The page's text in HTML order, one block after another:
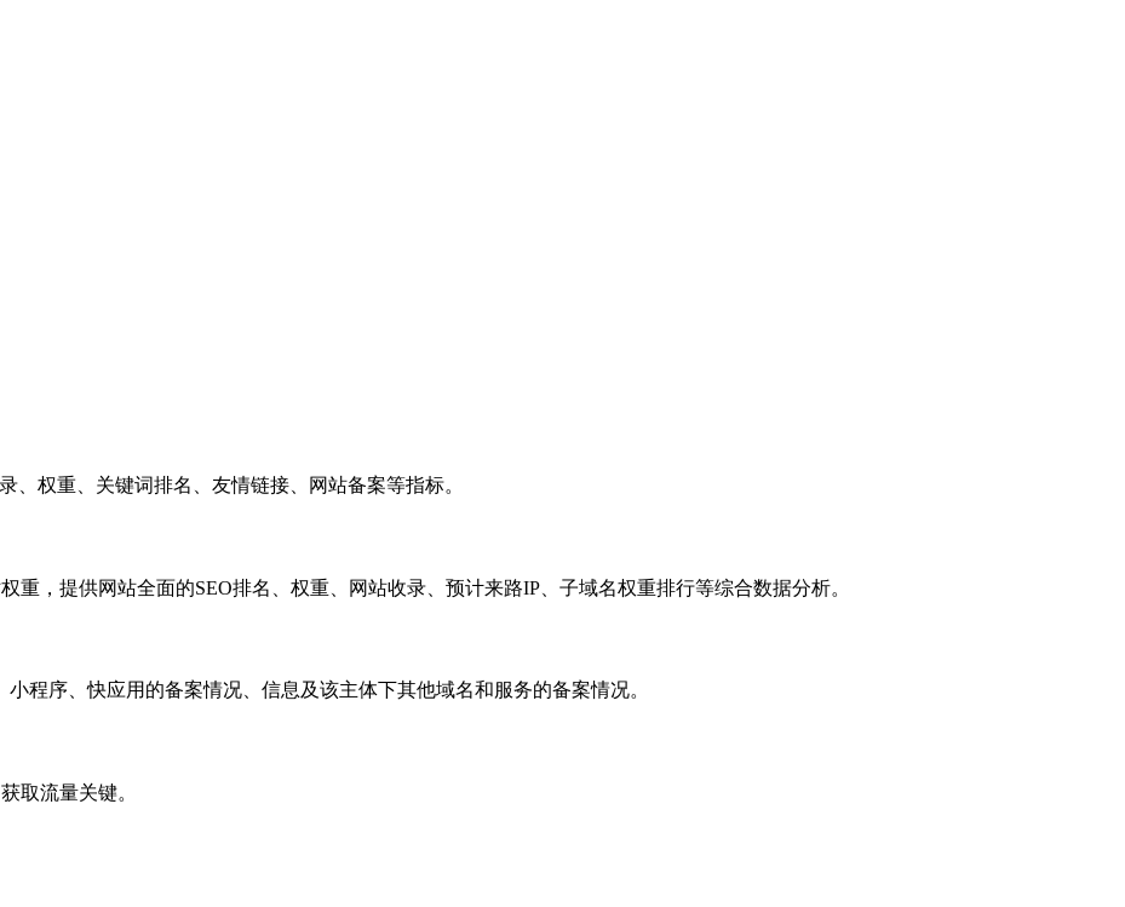
、权重、关键词排名、友情链接、网站备案等指标。
重，提供网站全面的SEO排名、权重、网站收录、预计来路IP、子域名权重排行等综合数据分析。
程序、快应用的备案情况、信息及该主体下其他域名和服务的备案情况。
取流量关键。